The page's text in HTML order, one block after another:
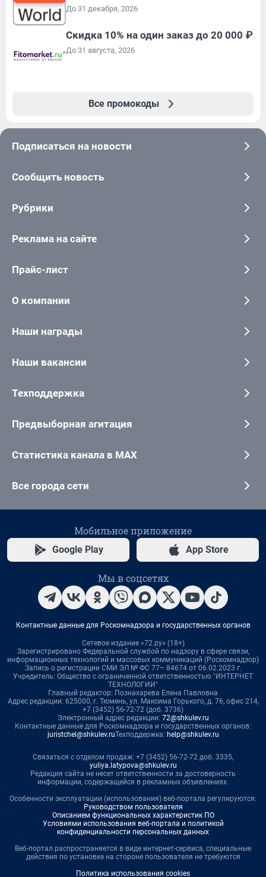
До 31 декабря, 2026
Скидка 10% на один заказ до 20 000 ₽
До 31 августа, 2026
Все промокоды
Подписаться на новости
Сообщить новость
Рубрики
Реклама на сайте
Прайс-лист
О компании
Наши награды
Наши вакансии
Техподдержка
Предвыборная агитация
Статистика канала в MAX
Все города сети
Мобильное приложение
Google Play App Store
Мы в соцсетях
Контактные данные для Роскомнадзора и государственных органов
Сетевое издание «72.ру» (18+)
Зарегистрировано Федеральной службой по надзору в сфере связи,
информационных технологий и массовых коммуникаций (Роскомнадзор)
Запись о регистрации СМИ ЭЛ № ФС 77– 84674 от 06.02.2023 г.
Учредитель: Общество с ограниченной ответственностью "ИНТЕРНЕТ
ТЕХНОЛОГИИ"
Главный редактор: Познахарева Елена Павловна
Адрес редакции: 625000, г. Тюмень, ул. Максима Горького, д. 76, офис 214,
+7 (3452) 56-72-72 (доб. 3736)
Электронный адрес редакции: 72@shkulev.ru
Контактные данные для Роскомнадзора и государственных органов:
juristchel@shkulev.ruТехподдержка: help@shkulev.ru
Связаться с отделом продаж: +7 (3452) 56-72-72 доб. 3335,
yuliya.latypova@shkulev.ru
Редакция сайта не несет ответственности за достоверность
информации, содержащейся в рекламных объявлениях.
Особенности эксплуатации (использования) веб-портала регулируются:
Руководством пользователя
Описанием функциональных характеристик ПО
Условиями использования веб-портала и политикой
конфиденциальности персональных данных
Веб-портал распространяется в виде интернет-сервиса, специальные
действия по установке на стороне пользователя не требуются
Политика использования cookies